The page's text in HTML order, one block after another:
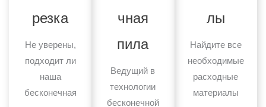
резка
Не уверены,
подходит ли
наша
бесконечная
чная
пила
Ведущий в
технологии
бесконечной
лы
Найдите все
необходимые
расходные
материалы